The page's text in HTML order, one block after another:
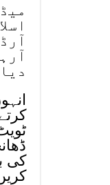
کی